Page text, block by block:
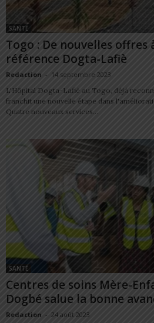
SANTÉ
Togo : De nouvelles offres
référence Dogta-Lafiè
Redaction - 14 septembre 2023
L'Hôpital Dogta-Lafiè au Togo, déjà
franchit une nouvelle étape dans
Quatre nouveaux services...
SANTÉ
Centres de soins Mère-
Dogbé salue la bonne
Redaction - 24 août 2023